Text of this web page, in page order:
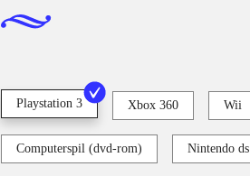
Playstation 3 Xbox 360 Wii
Computerspil (dvd-rom) Nintendo ds